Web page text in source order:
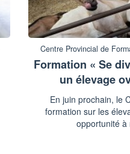
Centre Provincial de
Formation « Se
un élevage
En juin prochain, le
formation sur les
opportunité à